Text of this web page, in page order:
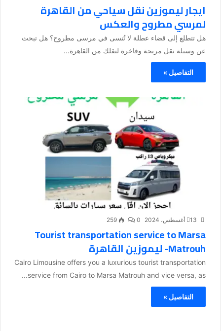
ايجار ليموزين نقل سياحي من القاهرة
لمرسي مطروح والعكس
هل تتطلع إلى قضاء عطلة لا تُنسى في مرسى مطروح؟ هل تبحث
عن وسيلة نقل مريحة وفاخرة لنقلك من القاهرة...
التفاصيل »
13 أغسطس، 2024 0
259
Tourist transportation service to Marsa
Matrouh- ليموزين القاهرة
Cairo Limousine offers you a luxurious tourist transportation
service from Cairo to Marsa Matrouh and vice versa, as...
التفاصيل »